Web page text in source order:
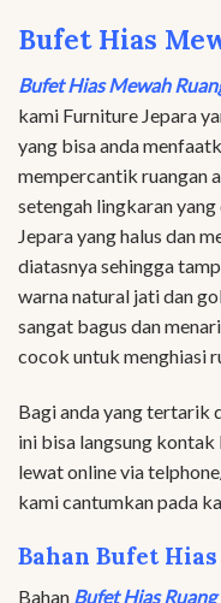
Bufet Hias
Bufet Hias Mewah
kami Furniture Jepara
yang bisa anda
mempercantik ruangan
setengah lingkaran
Jepara yang halus dan
diatasnya sehingga
warna natural jati dan
sangat bagus dan
cocok untuk menghiasi
Bagi anda yang tertarik
ini bisa langsung kontak
lewat online via
kami cantumkan pada
Bahan Bufet
Bahan Bufet Hias Ruang